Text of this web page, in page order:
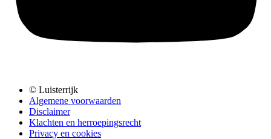
© Luisterrijk
Algemene voorwaarden
Disclaimer
Klachten en herroepingsrecht
Privacy en cookies